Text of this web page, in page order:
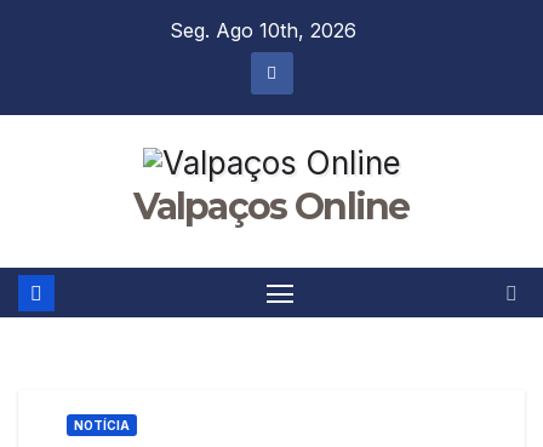
Seg. Ago 10th, 2026
Valpaços Online
NOTÍCIA